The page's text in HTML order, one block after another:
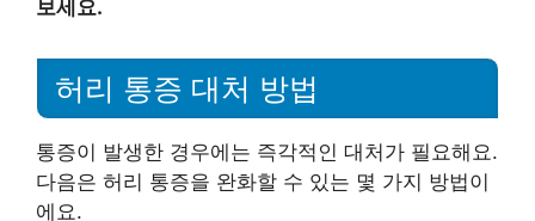
보세요.
허리 통증 대처 방법
통증이 발생한 경우에는 즉각적인 대처가 필요해요.
다음은 허리 통증을 완화할 수 있는 몇 가지 방법이
에요.